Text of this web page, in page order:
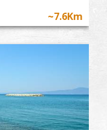
~7.6Km